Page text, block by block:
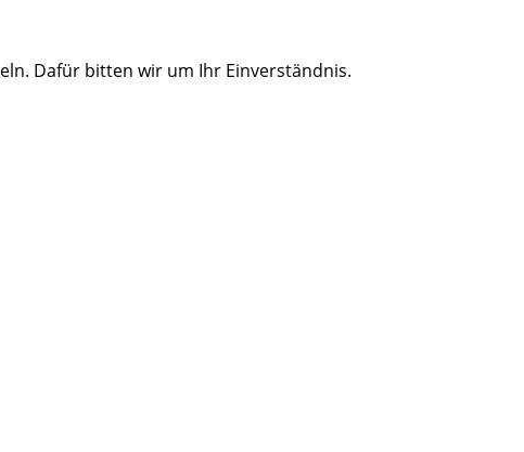
Dafür bitten wir um Ihr Einverständnis.